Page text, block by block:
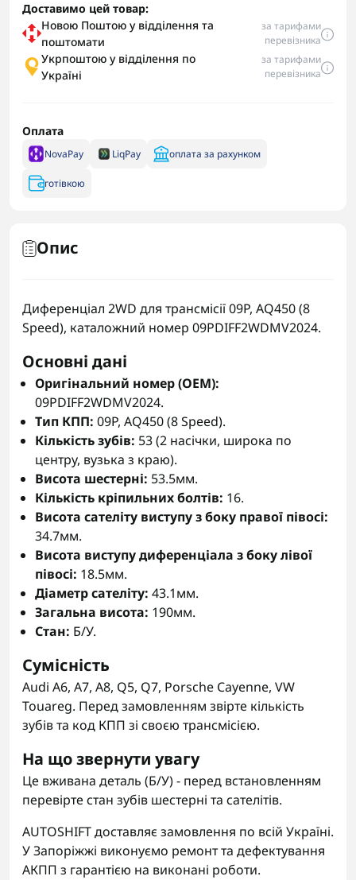
Доставимо цей товар:
Новою Поштою у відділення та
поштомати
за тарифами
перевізника
Укрпоштою у відділення по
Україні
за тарифами
перевізника
Оплата
NovaPay LiqPay оплата за рахунком
готівкою
Опис
Диференціал 2WD для трансмісії 09P, AQ450 (8
Speed), каталожний номер 09PDIFF2WDMV2024.
Основні дані
Оригінальний номер (OEM):
09PDIFF2WDMV2024.
Тип КПП: 09P, AQ450 (8 Speed).
Кількість зубів: 53 (2 насічки, широка по
центру, вузька з краю).
Висота шестерні: 53.5мм.
Кількість кріпильних болтів: 16.
Висота сателіту виступу з боку правої півосі:
34.7мм.
Висота виступу диференціала з боку лівої
півосі: 18.5мм.
Діаметр сателіту: 43.1мм.
Загальна висота: 190мм.
Стан: Б/У.
Сумісність
Audi A6, A7, A8, Q5, Q7, Porsche Cayenne, VW
Touareg. Перед замовленням звірте кількість
зубів та код КПП зі своєю трансмісією.
На що звернути увагу
Це вживана деталь (Б/У) - перед встановленням
перевірте стан зубів шестерні та сателітів.
AUTOSHIFT доставляє замовлення по всій Україні.
У Запоріжжі виконуємо ремонт та дефектування
АКПП з гарантією на виконані роботи.